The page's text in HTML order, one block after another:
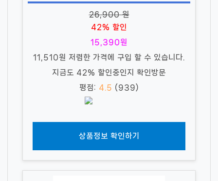
26,900 원
42% 할인
15,390원
11,510원 저렴한 가격에 구입 할 수 있습니다.
지금도 42% 할인중인지 확인방문
평점: 4.5 (939)
상품정보 확인하기